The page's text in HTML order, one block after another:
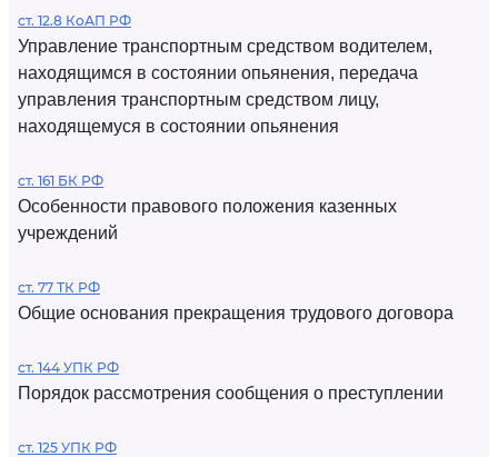
ст. 12.8 КоАП РФ
Управление транспортным средством водителем,
находящимся в состоянии опьянения, передача
управления транспортным средством лицу,
находящемуся в состоянии опьянения
ст. 161 БК РФ
Особенности правового положения казенных
учреждений
ст. 77 ТК РФ
Общие основания прекращения трудового договора
ст. 144 УПК РФ
Порядок рассмотрения сообщения о преступлении
ст. 125 УПК РФ